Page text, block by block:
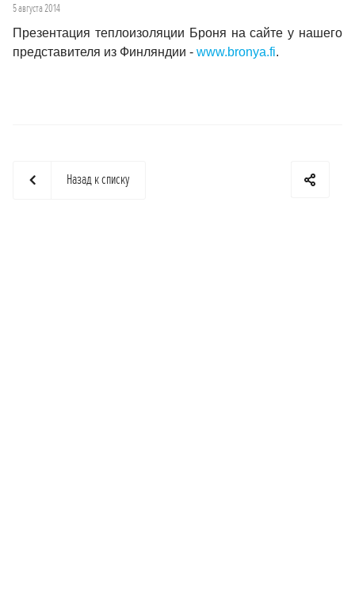
5 августа 2014
Презентация теплоизоляции Броня на сайте у нашего
представителя из Финляндии - www.bronya.fi.
Назад к списку